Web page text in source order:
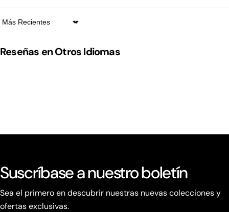
Sort by
Reseñas en Otros Idiomas
Suscríbase a nuestro boletín
Sea el primero en descubrir nuestras nuevas colecciones y
ofertas exclusivas.